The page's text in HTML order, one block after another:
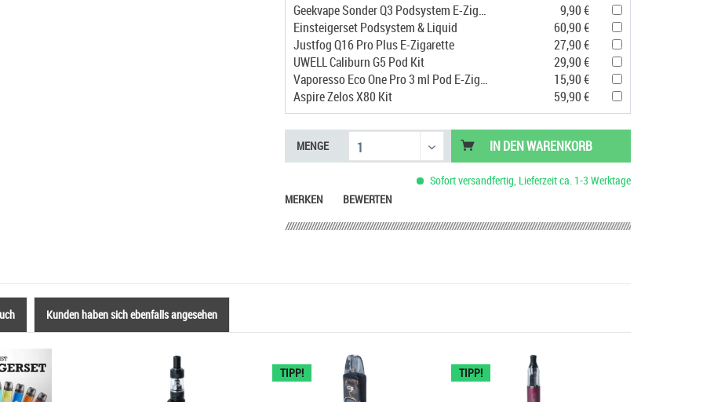
Geekvape Sonder Q3 Podsystem E-Zigarette
9,90 €
Einsteigerset Podsystem & Liquid
60,90 €
Justfog Q16 Pro Plus E-Zigarette
27,90 €
UWELL Caliburn G5 Pod Kit
29,90 €
Vaporesso Eco One Pro 3 ml Pod E-Zigarette
15,90 €
Aspire Zelos X80 Kit
59,90 €
MENGE IN DENWARENKORB
Sofort versandfertig, Lieferzeit ca. 1-3 Werktage
MERKEN
BEWERTEN
Kunden haben sich ebenfalls angesehen
TIPP! TIPP!